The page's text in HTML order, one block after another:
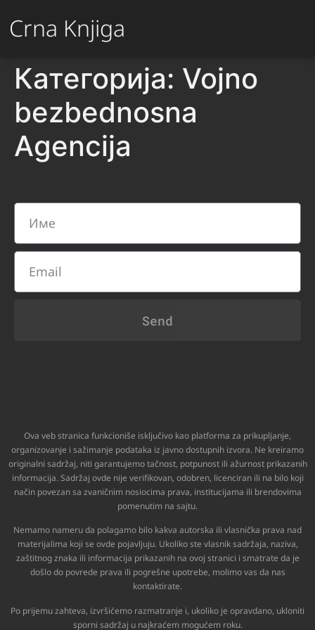
Crna Knjiga
Категорија: Vojno
bezbednosna
Agencija
Send
Ova veb stranica funkcioniše isključivo kao platforma za prikupljanje,
organizovanje i sažimanje podataka iz javno dostupnih izvora. Ne kreiramo
originalni sadržaj, niti garantujemo tačnost, potpunost ili ažurnost prikazanih
informacija. Sadržaj ovde nije verifikovan, odobren, licenciran ili na bilo koji
način povezan sa zvaničnim nosiocima prava, institucijama ili brendovima
pomenutim na sajtu.
Nemamo nameru da polagamo bilo kakva autorska ili vlasnička prava nad
materijalima koji se ovde pojavljuju. Ukoliko ste vlasnik sadržaja, naziva,
zaštitnog znaka ili informacija prikazanih na ovoj stranici i smatrate da je
došlo do povrede prava ili pogrešne upotrebe, molimo vas da nas
kontaktirate.
Po prijemu zahteva, izvršićemo razmatranje i, ukoliko je opravdano, ukloniti
sporni sadržaj u najkraćem mogućem roku.